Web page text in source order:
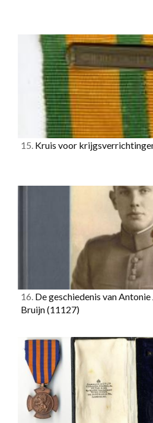
15. Kruis voor
16. De geschiedenis van
Bruijn(11127)